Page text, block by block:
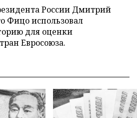
России Дмитрий
Фицо использовал
для оценки
Евросоюза.